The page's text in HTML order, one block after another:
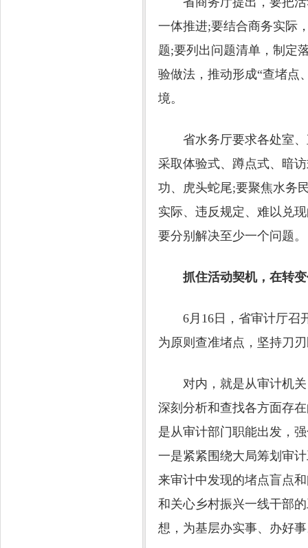
一体推进;要结合商务实际
题;要列出问题清单，制定
验做法，推动形成“查堵点
境。
省水务厅要求各处室、
采取体验式、蹲点式、暗
功、虎头蛇尾;要聚焦水务
实际、违反规定、难以兑
要分别解决至少一个问题。
抓住活动契机，在转
6月16日，省审计厅召开
为原则查准堵点，坚持刀
对内，就是从审计机关
深刻分析和查找各方面存
是从审计部门职能出发，
一是紧紧围绕大局筹划审
来审计中发现的堵点盲点
和关心乡村振兴一线干部
想，为基层办实事、办好